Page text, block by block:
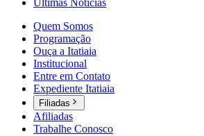
Últimas Notícias
Quem Somos
Programação
Ouça a Itatiaia
Institucional
Entre em Contato
Expediente Itatiaia
Filiadas
Afiliadas
Trabalhe Conosco